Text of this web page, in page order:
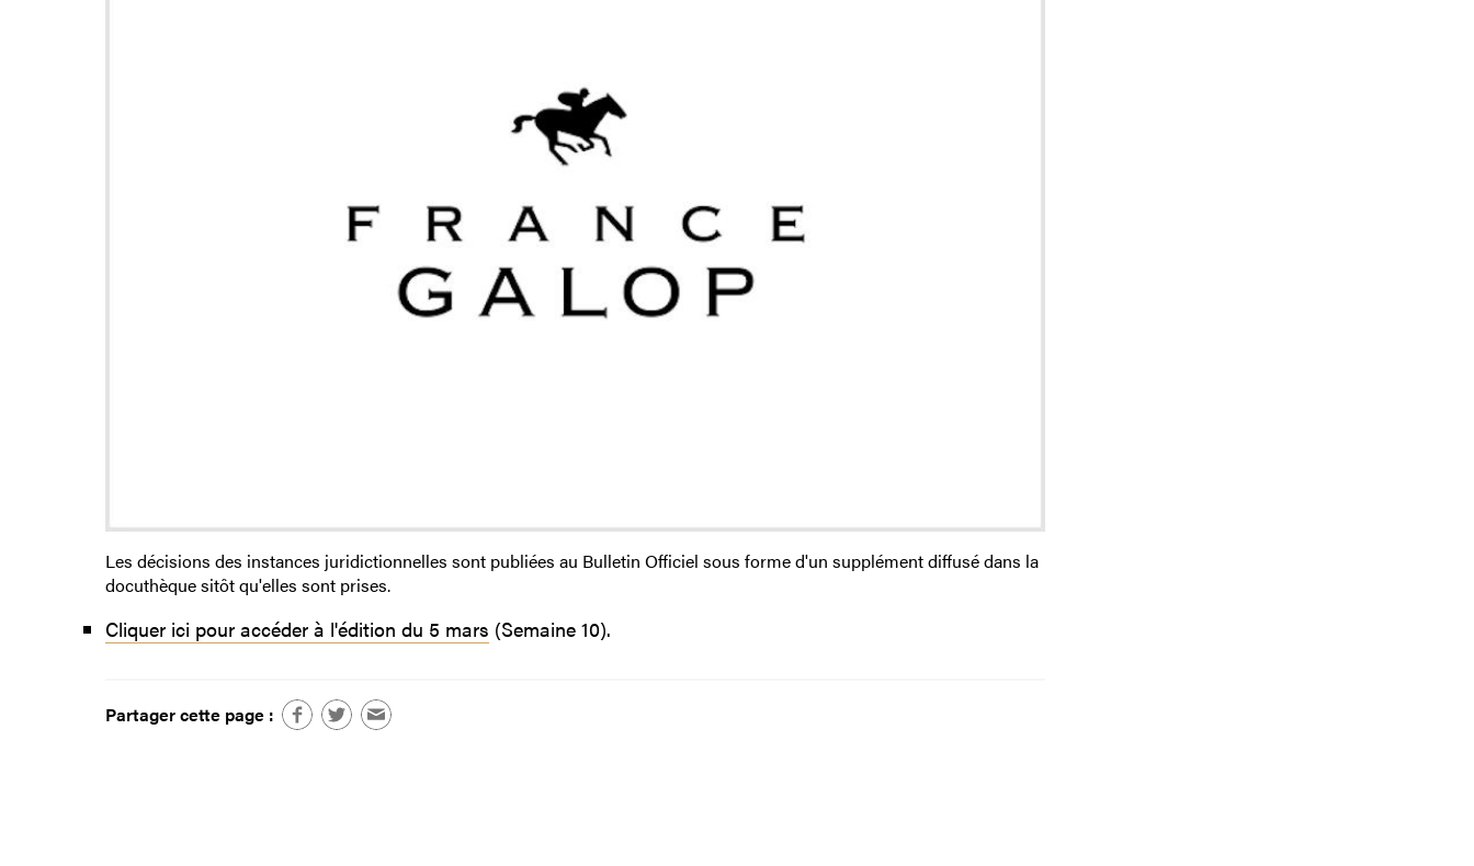
Les décisions des instances juridictionnelles sont publiées au Bulletin Officiel sous forme d'un supplément diffusé dans la
docuthèque sitôt qu'elles sont prises.
Cliquer ici pour accéder à l'édition du 5 mars (Semaine 10).
Partager cette page :